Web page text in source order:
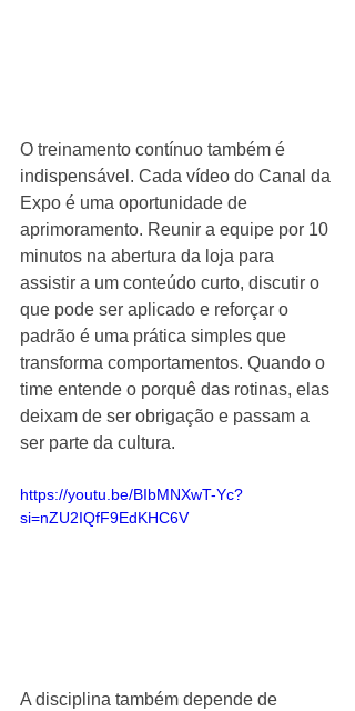
O treinamento contínuo também é
indispensável. Cada vídeo do Canal da
Expo é uma oportunidade de
aprimoramento. Reunir a equipe por 10
minutos na abertura da loja para
assistir a um conteúdo curto, discutir o
que pode ser aplicado e reforçar o
padrão é uma prática simples que
transforma comportamentos. Quando o
time entende o porquê das rotinas, elas
deixam de ser obrigação e passam a
ser parte da cultura.
https://youtu.be/BIbMNXwT-Yc?
si=nZU2IQfF9EdKHC6V
A disciplina também depende de